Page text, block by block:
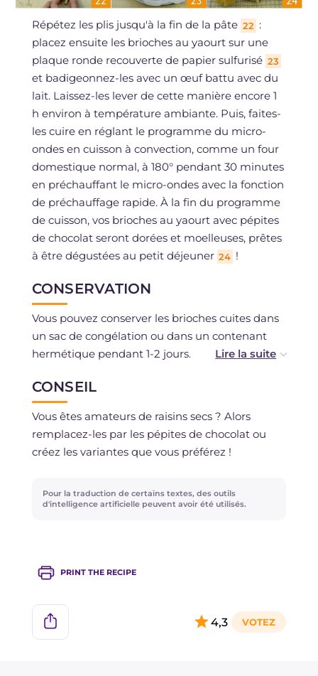
Répétez les plis jusqu'à la fin de la pâte 22 :
placez ensuite les brioches au yaourt sur une
plaque ronde recouverte de papier sulfurisé 23
et badigeonnez-les avec un œuf battu avec du
lait. Laissez-les lever de cette manière encore 1
h environ à température ambiante. Puis, faites-
les cuire en réglant le programme du micro-
ondes en cuisson à convection, comme un four
domestique normal, à 180° pendant 30 minutes
en préchauffant le micro-ondes avec la fonction
de préchauffage rapide. À la fin du programme
de cuisson, vos brioches au yaourt avec pépites
de chocolat seront dorées et moelleuses, prêtes
à être dégustées au petit déjeuner 24 !
CONSERVATION
Vous pouvez conserver les brioches cuites dans
un sac de congélation ou dans un contenant
hermétique pendant 1-2 jours.
crue après la première levée. Si besoin, vous
pourrez la décongeler la veille au réfrigérateur,
cuire vos brioches !
CONSEIL
Vous êtes amateurs de raisins secs ? Alors
remplacez-les par les pépites de chocolat ou
créez les variantes que vous préférez !
Pour la traduction de certains textes, des outils
d'intelligence artificielle peuvent avoir été utilisés.
PRINT THE RECIPE
4,3